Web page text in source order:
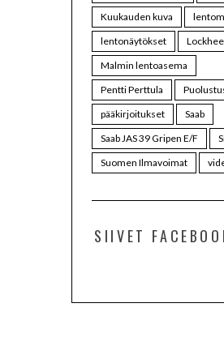
Kuukauden kuva
lentonäytökset
Malmin lentoasema
Pentti Perttula
pääkirjoitukset
Saab
Saab JAS 39 Gripen E/F
Suomen Ilmavoimat
SIIVET